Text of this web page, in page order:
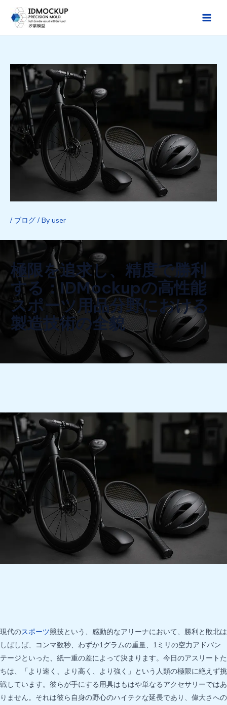
Main
/ ブログ/ By user
極限を追求し、精度で勝利
する：IDMockupの高性能
スポーツ用品分野における
製造技術の全貌
現代のスポーツ競技という、感動的なアリーナにおいて、勝利と敗北は
しばしば、コンマ数秒、わずか1グラムの重量、1ミリの空力アドバン
テージといった、紙一重の差によって決まります。今日のアスリートた
ちは、「より速く、より高く、より強く」という人類の極限に絶えず挑
戦しています。彼らが手にする用具はもはや単なるアクセサリーではあ
りません。それは彼ら自身の野心のハイテクな延長であり、偉大さへの